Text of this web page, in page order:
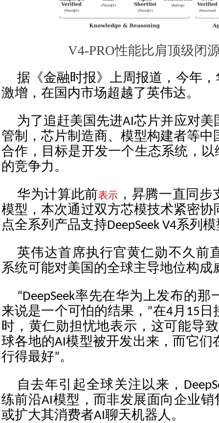
V4-PRO性能比肩顶级闭
据《金融时报》上周报道，今年
激增，在国内市场超越了英伟达。
为了追赶美国先进AI芯片并应对美
管制，芯片制造商、模型构建者等中
合作，目标是开发一个生态系统，以
的竞争力。
华为计算此前表示 ，昇腾一直同步
模型，本次通过双方芯模技术紧密协
点全系列产品支持DeepSeek V4系列
英伟达首席执行官黄仁勋不久前
系统可能对美国的全球主导地位构成
“DeepSeek率先在华为上发布的
来说是一个可怕的结果，”在4月15
时，黄仁勋担忧地表示，这可能导
球各地的AI模型被开发出来，而它们
行得最好”。
自去年引起全球关注以来，
练前沿AI模型，而非发展面向企业销
或扩大其消费者AI聊天机器人。